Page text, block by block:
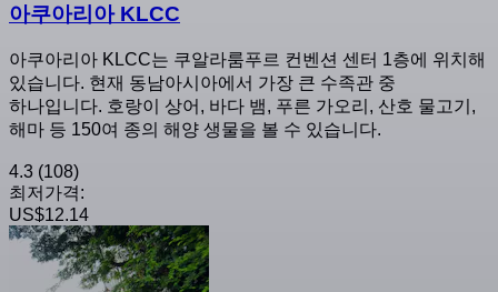
아쿠아리아 KLCC
아쿠아리아 KLCC는 쿠알라룸푸르 컨벤션 센터 1층에 위치해
있습니다. 현재 동남아시아에서 가장 큰 수족관 중
하나입니다. 호랑이 상어, 바다 뱀, 푸른 가오리, 산호 물고기,
해마 등 150여 종의 해양 생물을 볼 수 있습니다.
4.3 (108)
최저가격:
US$12.14